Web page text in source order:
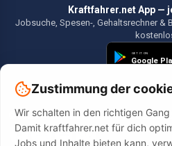
Kraftfahrer.net App —
Jobsuche, Spesen-, Gehaltsrechner
©2026 Kraftfahrer.net. Alle Rechte
Zustimmung der
Wir schalten in den richtigen
Damit kraftfahrer.net für dich
Jobs und Inhalte bieten kann,